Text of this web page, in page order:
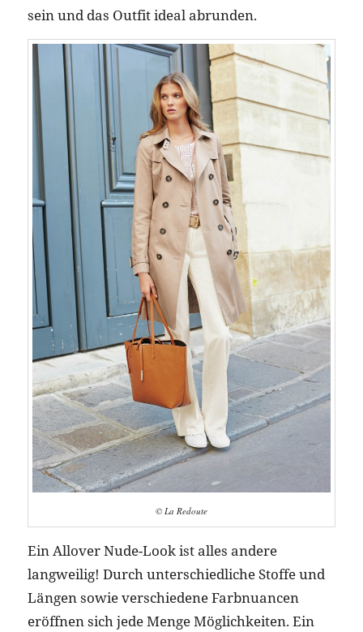
sein und das Outfit ideal abrunden.
© La Redoute
Ein Allover Nude-Look ist alles andere
langweilig! Durch unterschiedliche Stoffe und
Längen sowie verschiedene Farbnuancen
eröffnen sich jede Menge Möglichkeiten. Ein